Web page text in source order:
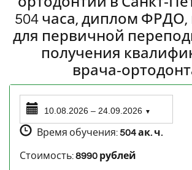
504 часа, диплом ФРДО,
для первичной
получения
10.08.2026 – 24.09.2026 ▼
Время обучения:504 ак. ч.
Стоимость:8990 рублей